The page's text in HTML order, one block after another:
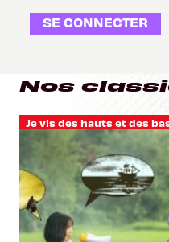
SE CONNECTER
Nos
Je vis des hauts et des